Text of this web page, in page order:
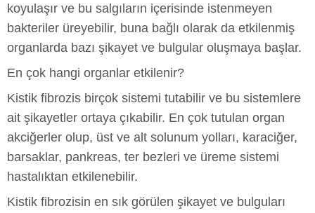
koyulaşır ve bu salgıların içerisinde istenmeyen
bakteriler üreyebilir, buna bağlı olarak da etkilenmiş
organlarda bazı şikayet ve bulgular oluşmaya başlar.
En çok hangi organlar etkilenir?
Kistik fibrozis birçok sistemi tutabilir ve bu sistemlere
ait şikayetler ortaya çıkabilir. En çok tutulan organ
akciğerler olup, üst ve alt solunum yolları, karaciğer,
barsaklar, pankreas, ter bezleri ve üreme sistemi
hastalıktan etkilenebilir.
Kistik fibrozisin en sık görülen şikayet ve bulguları